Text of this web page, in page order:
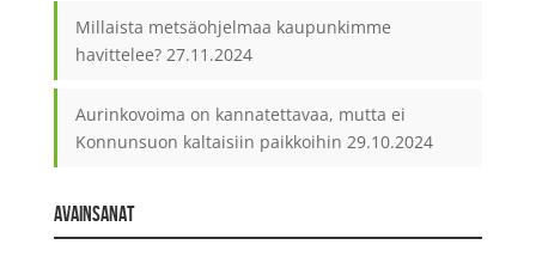
Millaista metsäohjelmaa kaupunkimme
havittelee? 27.11.2024
Aurinkovoima on kannatettavaa, mutta ei
Konnunsuon kaltaisiin paikkoihin 29.10.2024
AVAINSANAT